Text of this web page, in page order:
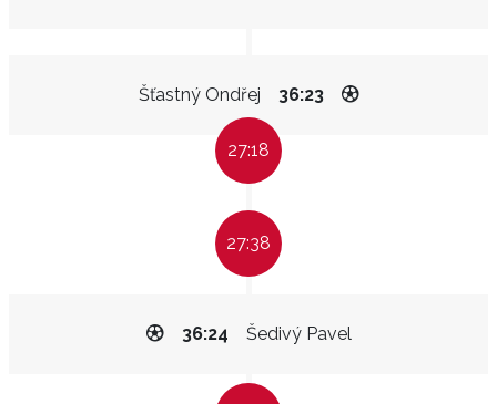
Šťastný Ondřej 36:23
27:18
27:38
Šedivý Pavel
36:24